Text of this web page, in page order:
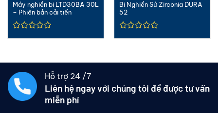
Máy nghiền bi LTD30BA 30L
– Phiên bản cải tiến
Bi Nghiền Sứ Zirconia DURA
52
Hỗ trợ 24 /7
Liên hệ ngay với chúng tôi để được tư vấn
miễn phí